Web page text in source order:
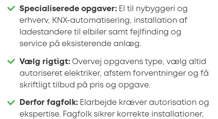
Specialiserede opgaver: El til nybyggeri og
erhverv, KNX-automatisering, installation af
ladestandere til elbiler samt fejlfinding og
service på eksisterende anlæg.
Vælg rigtigt: Overvej opgavens type, vælg altid
autoriseret elektriker, afstem forventninger og få
skriftligt tilbud på pris og opgave.
Derfor fagfolk: Elarbejde kræver autorisation og
ekspertise. Fagfolk sikrer korrekte installationer,